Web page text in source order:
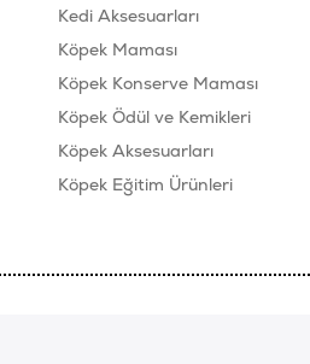
Kedi Aksesuarları
Köpek Maması
Köpek Konserve Maması
Köpek Ödül ve Kemikleri
Köpek Aksesuarları
Köpek Eğitim Ürünleri